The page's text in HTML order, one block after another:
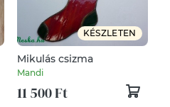
KÉSZLETEN
Mikulás csizma
Mandi
11 500 Ft